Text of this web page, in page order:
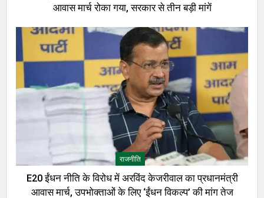
आवास मार्च रोका गया, सरकार से तीन बड़ी मांगें
राजनीति
E20 ईंधन नीति के विरोध में अरविंद केजरीवाल का प्रधानमंत्री
आवास मार्च, उपभोक्ताओं के लिए ‘ईंधन विकल्प’ की मांग तेज